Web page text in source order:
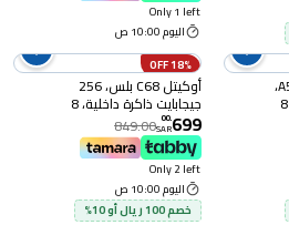
Only 1 left
اليوم 10:00 ص
سامسونج جالاكسي A57،
ذاكرة وصول عشوائي 8
18% OFF
أوكيتل C68 بلس، 256
جيجابايت ذاكرة داخلية، 8
جيجابايت سعة الرام،
بنفسجي
699
.
00
SAR
849.00
Only 2 left
اليوم 10:00 ص
خصم 100 ريال أو 10%